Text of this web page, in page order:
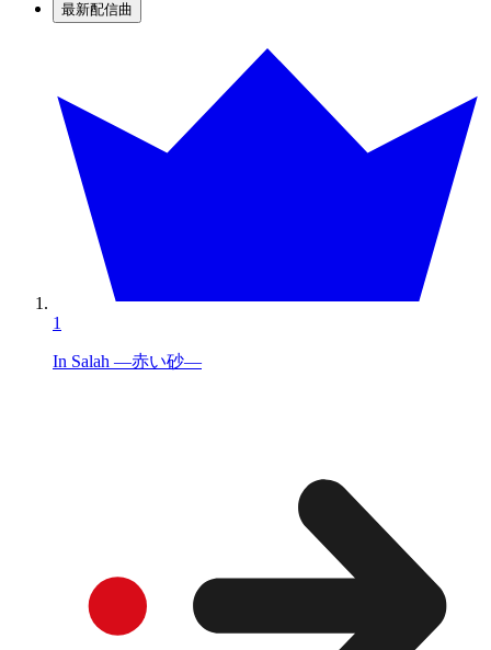
最新配信曲
1
In Salah ―赤い砂―